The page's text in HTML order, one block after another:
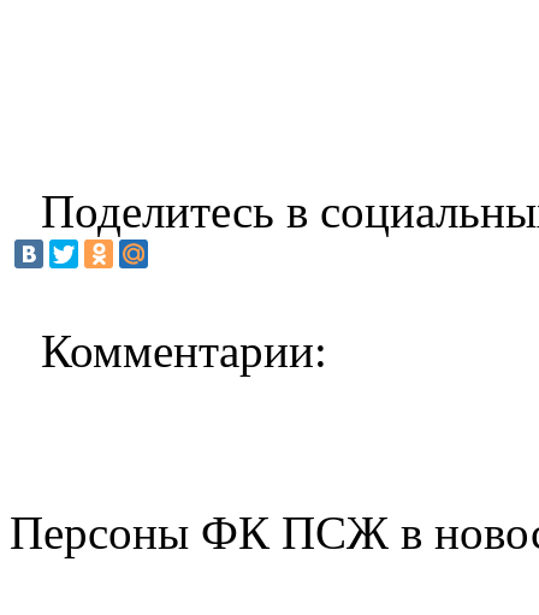
Поделитесь в
Комментарии:
Персоны ФК ПСЖ в